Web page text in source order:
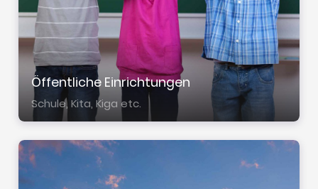
Öffent­li­che Einrich­tun­gen
Schule, Kita, Kiga etc.